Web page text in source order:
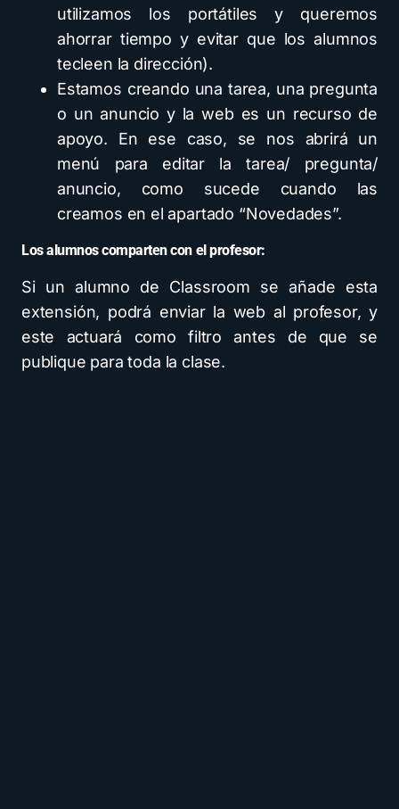
utilizamos los portátiles y queremos
ahorrar tiempo y evitar que los alumnos
tecleen la dirección).
Estamos creando una tarea, una pregunta
o un anuncio y la web es un recurso de
apoyo. En ese caso, se nos abrirá un
menú para editar la tarea/ pregunta/
anuncio, como sucede cuando las
creamos en el apartado “Novedades”.
Los alumnos comparten con el profesor:
Si un alumno de Classroom se añade esta
extensión, podrá enviar la web al profesor, y
este actuará como filtro antes de que se
publique para toda la clase.